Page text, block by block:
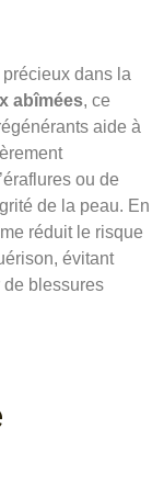
dans la
abîmées, ce
aide à
ou de
de la peau. En
réduit le risque
évitant
blessures